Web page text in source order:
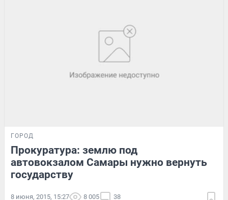
ГОРОД
Прокуратура: землю под
автовокзалом Самары нужно вернуть
государству
8 июня, 2015, 15:27 8 005 38